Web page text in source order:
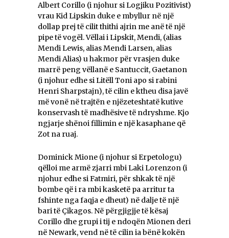
Albert Corillo (i njohur si Logjiku Pozitivist)
vrau Kid Lipskin duke e mbyllur në një
dollap prej të cilit thithi ajrin me anë të një
pipe të vogël. Vëllai i Lipskit, Mendi, (alias
Mendi Lewis, alias Mendi Larsen, alias
Mendi Alias) u hakmor për vrasjen duke
marrë peng vëllanë e Santuccit, Gaetanon
(i njohur edhe si Litëll Toni apo si rabini
Henri Sharpstajn), të cilin e ktheu disa javë
më vonë në trajtën e njëzeteshtatë kutive
konservash të madhësive të ndryshme. Kjo
ngjarje shënoi fillimin e një kasaphane që
Zot na ruaj.
Dominick Mione (i njohur si Erpetologu)
qëlloi me armë zjarri mbi Laki Lorenzon (i
njohur edhe si Fatmiri, për shkak të një
bombe që i ra mbi kasketë pa arritur ta
fshinte nga faqja e dheut) në dalje të një
bari të Çikagos. Në përgjigjje të kësaj
Corillo dhe grupi i tij e ndoqën Mionen deri
në Newark, vend në të cilin ia bënë kokën